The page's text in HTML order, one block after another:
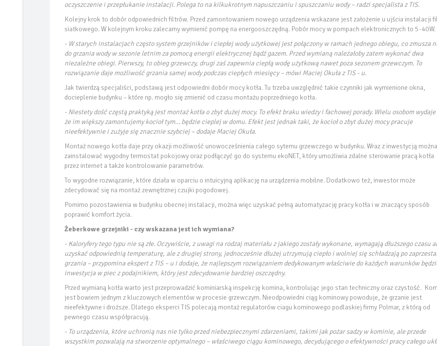
oczyszczenie i przepłukanie instalacji. Polega to na kilkukrotnym napuszczaniu i spuszczaniu wody – radzi specjalista z TIS.
Kolejny krok to dobór odpowiednich filtrów. Przed zamontowaniem nowego urządzenia wskazane jest założenie u ujścia instalacji
siatkowego. W kolejnym kroku zalecamy wymienić pompę na energooszczędną. Pobór mocy w pompach elektronicznych to 5-40W.
- W starych instalacjach często system grzejników i ciepłej wody użytkowej jest połączony w ramach jednego obiegu, co zmusza
do grzania wody w sezonie letnim za pomocą energii elektrycznej bądź gazem. Przed wymianą należałoby zatem wykonać dwa
niezależne obiegi. Pierwszy, to obieg grzewczy, drugi zaś zapewnia ciepłą wodę użytkową nawet poza sezonem grzewczym. To
rozwiązanie daje możliwość grzania samej wody podczas ciepłych miesięcy – mówi Maciej Okuła z TIS - u.
Jak twierdzą specjaliści, podstawą jest odpowiedni dobór mocy kotła. Tu trzeba uwzględnić takie czynniki jak wymienione okna,
docieplenie budynku – które np. mogło się zmienić od czasu montażu poprzedniego kotła.
- Niestety dość częstą praktyką jest montaż kotła o zbyt dużej mocy. To efekt braku wiedzy i fachowej porady. Wielu osobom
że im większy zamontujemy kocioł tym… będzie cieplej w domu. Efekt jest jednak taki, że kocioł o zbyt dużej mocy pracuje
nieefektywnie i zużyje się znacznie szybciej – dodaje Maciej Okuła.
Montaż nowego kotła daje przy okazji możliwość unowocześnienia całego sytemu grzewczego w budynku. Wraz z inwestycją można
zainstalować wygodny termostat pokojowy oraz podłączyć go do systemu ekoNET, który umożliwia zdalne sterowanie pracą kotła
przez internet a także kontrolowanie parametrów.
To wygodne rozwiązanie, które działa w oparciu o intuicyjną aplikację na urządzenia mobilne. Dodatkowo też, inwestor może
zdecydować się na montaż zewnętrznej czujki pogodowej.
Pomimo pozostawienia w budynku obecnej instalacji, można więc uzyskać pełną automatyzację pracy kotła i w znaczący sposób
poprawić komfort życia.
Żeberkowe grzejniki - czy wskazana jest ich wymiana?
- Kaloryfery tego typu nie są złe. Oczywiście, z uwagi na rodzaj materiału z jakiego zostały wykonane, wymagają dłuższego czasu
uzyskać odpowiednią temperaturę, ale z drugiej strony, jednocześnie dłużej utrzymują ciepło i wolniej się schładzają po
grzania – przypomina ekspert z TIS – u i dodaje, że najlepszym rozwiązaniem dedykowanym właściwie do każdych warunków
inwestycja w piec z podajnikiem, który jest zdecydowanie bardziej oszczędny.
Przed wymianą kotła warto jest przeprowadzić kominiarską inspekcję komina, kontrolując jego stan techniczny oraz czystość.
jest bowiem jednym z kluczowych elementów w procesie grzewczym. Nieodpowiedni ciąg kominowy powoduje, że grzanie jest
nieefektywne i droższe. Dlatego eksperci TIS polecają montaż regulatorów ciagu kominowego podlaskiej firmy Polmar, z którą od
pewnego czasu współpracują.
- To urządzenia, które uchronią nas nie tylko przed niebezpiecznymi zdarzeniami, takimi jak pożar sadzy w kominie, ale przede
wszystkim pozwalają na stworzenie optymalnego – właściwego ciągu kominowego, decydującego o efektywności pracy całego